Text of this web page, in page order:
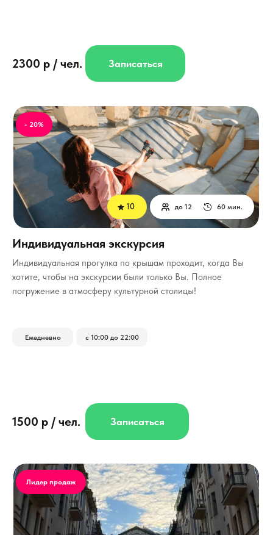
Индивидуальная прогулка по крышам проходит, когда Вы
хотите, чтобы на экскурсии были только Вы. Полное
погружение в атмосферу культурной столицы!
60 мин.
до 12
Ежедневно с 10:00 до 22:00
- 20%
Индивидуальная экскурсия
10
2300 р / чел. Записаться
1500 р / чел. Записаться
Лидер продаж